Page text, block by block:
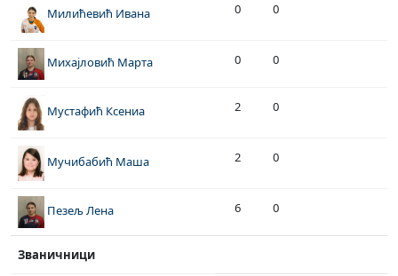
Милићевић Ивана 0 0
Михајловић Марта 0 0
Мустафић Ксениа 2 0
Мучибабић Маша 2 0
Пезељ Лена 6 0
Званичници